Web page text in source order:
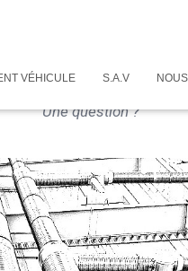
VÉHICULE S.A.V
Une question ?